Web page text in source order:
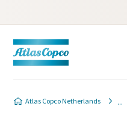
Atlas Copco Netherlands